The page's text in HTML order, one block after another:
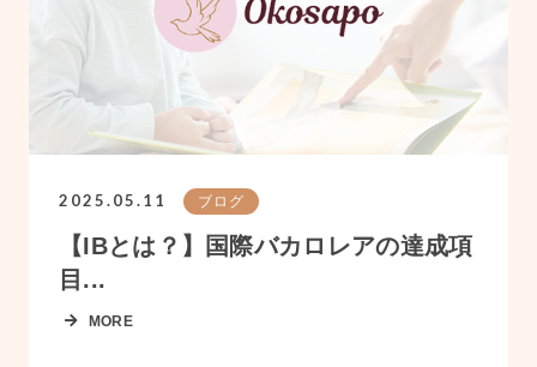
2025.05.11 ブログ
【IBとは？】国際バカロレアの達成項
目...
MORE